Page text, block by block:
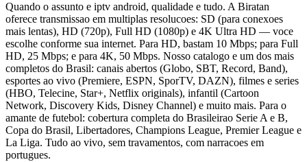
Quando o assunto e iptv android, qualidade e tudo. A Biratan
oferece transmissao em multiplas resolucoes: SD (para conexoes
mais lentas), HD (720p), Full HD (1080p) e 4K Ultra HD — voce
escolhe conforme sua internet. Para HD, bastam 10 Mbps; para Full
HD, 25 Mbps; e para 4K, 50 Mbps. Nosso catalogo e um dos mais
completos do Brasil: canais abertos (Globo, SBT, Record, Band),
esportes ao vivo (Premiere, ESPN, SporTV, DAZN), filmes e series
(HBO, Telecine, Star+, Netflix originals), infantil (Cartoon
Network, Discovery Kids, Disney Channel) e muito mais. Para o
amante de futebol: cobertura completa do Brasileirao Serie A e B,
Copa do Brasil, Libertadores, Champions League, Premier League e
La Liga. Tudo ao vivo, sem travamentos, com narracoes em
portugues.